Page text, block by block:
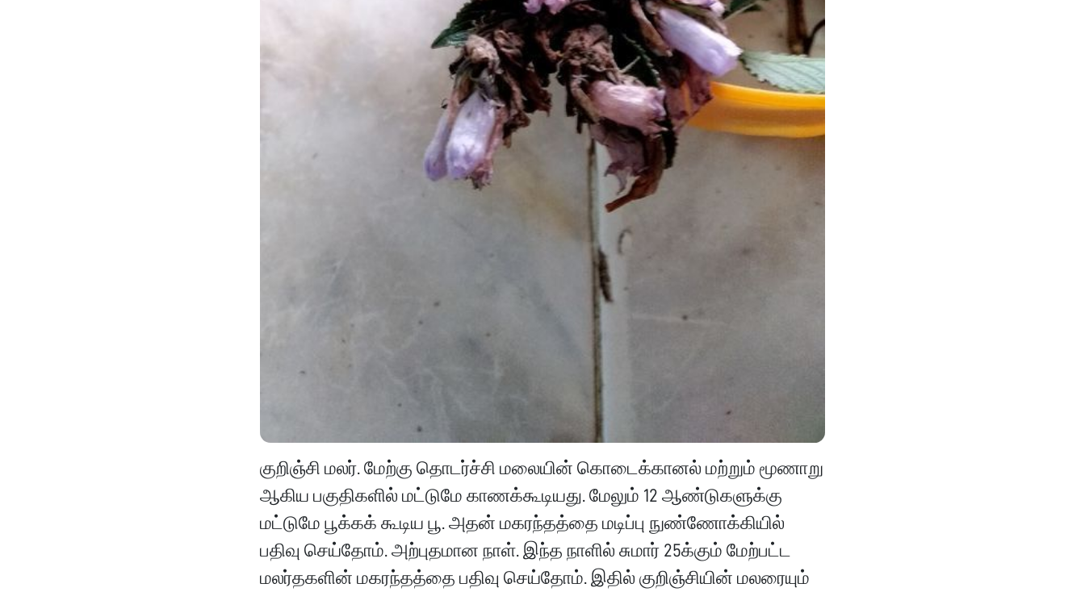
குறிஞ்சி மலர். மேற்கு தொடர்ச்சி மலையின் கொடைக்கானல் மற்றும் மூணாறு
ஆகிய பகுதிகளில் மட்டுமே காணக்கூடியது. மேலும் 12 ஆண்டுகளுக்கு
மட்டுமே பூக்கக் கூடிய பூ. அதன் மகரந்தத்தை மடிப்பு நுண்ணோக்கியில்
பதிவு செய்தோம். அற்புதமான நாள். இந்த நாளில் சுமார் 25க்கும் மேற்பட்ட
மலர்தகளின் மகரந்தத்தை பதிவு செய்தோம். இதில் குறிஞ்சியின் மலரையும்